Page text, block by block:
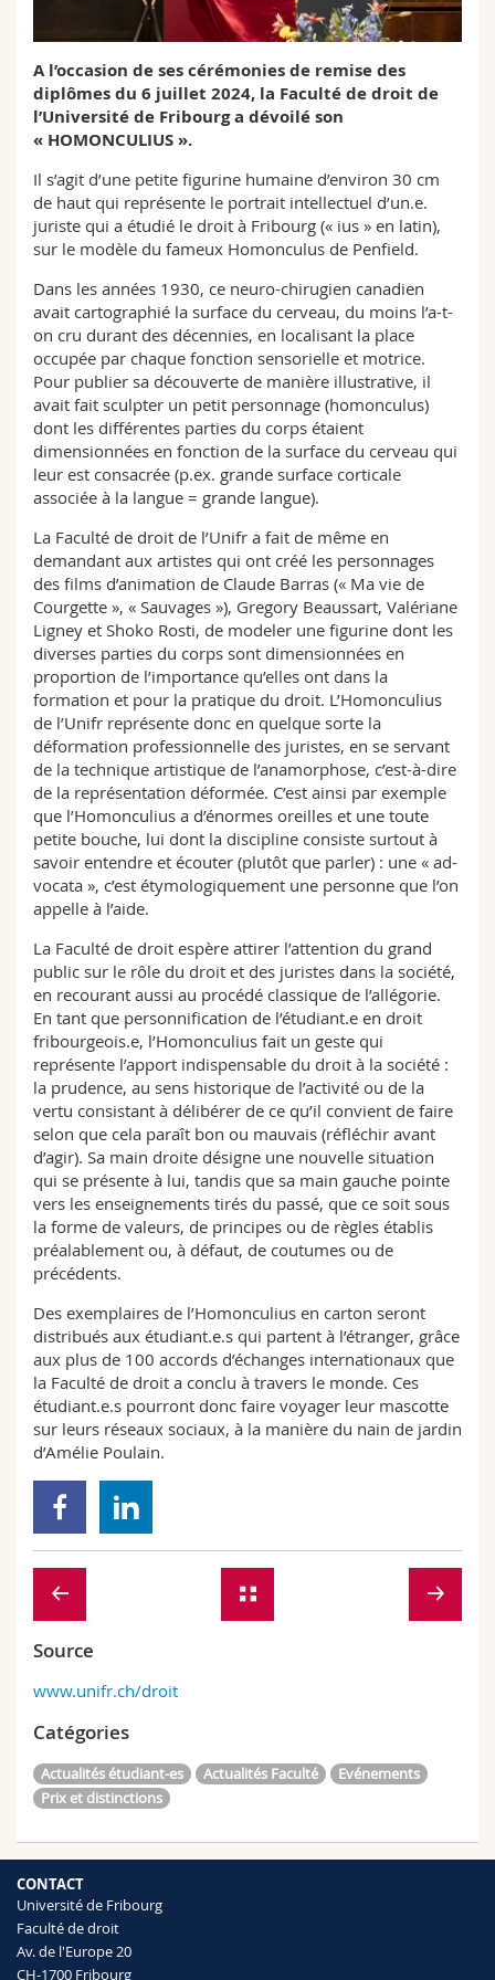
Sciences et médecine
Interfacultaire
Collaborateurs
Doctorants
Programme des cours
MyUnifr
A l’occasion de ses cérémonies de remise des
diplômes du 6 juillet 2024, la Faculté de droit de
l’Université de Fribourg a dévoilé son
« HOMONCULIUS ».
Il s’agit d’une petite figurine humaine d’environ 30 cm
de haut qui représente le portrait intellectuel d’un.e.
juriste qui a étudié le droit à Fribourg (« ius » en latin),
sur le modèle du fameux Homonculus de Penfield.
Dans les années 1930, ce neuro-chirugien canadien
avait cartographié la surface du cerveau, du moins l’a-t-
on cru durant des décennies, en localisant la place
occupée par chaque fonction sensorielle et motrice.
Pour publier sa découverte de manière illustrative, il
avait fait sculpter un petit personnage (homonculus)
dont les différentes parties du corps étaient
dimensionnées en fonction de la surface du cerveau qui
leur est consacrée (p.ex. grande surface corticale
associée à la langue = grande langue).
La Faculté de droit de l’Unifr a fait de même en
demandant aux artistes qui ont créé les personnages
des films d’animation de Claude Barras (« Ma vie de
Courgette », « Sauvages »), Gregory Beaussart, Valériane
Ligney et Shoko Rosti, de modeler une figurine dont les
diverses parties du corps sont dimensionnées en
proportion de l’importance qu’elles ont dans la
formation et pour la pratique du droit. L’Homonculius
de l’Unifr représente donc en quelque sorte la
déformation professionnelle des juristes, en se servant
de la technique artistique de l’anamorphose, c’est-à-dire
de la représentation déformée. C’est ainsi par exemple
que l’Homonculius a d’énormes oreilles et une toute
petite bouche, lui dont la discipline consiste surtout à
savoir entendre et écouter (plutôt que parler) : une « ad-
vocata », c’est étymologiquement une personne que l’on
appelle à l’aide.
La Faculté de droit espère attirer l’attention du grand
public sur le rôle du droit et des juristes dans la société,
en recourant aussi au procédé classique de l’allégorie.
En tant que personnification de l’étudiant.e en droit
fribourgeois.e, l’Homonculius fait un geste qui
représente l’apport indispensable du droit à la société :
la prudence, au sens historique de l’activité ou de la
vertu consistant à délibérer de ce qu’il convient de faire
selon que cela paraît bon ou mauvais (réfléchir avant
d’agir). Sa main droite désigne une nouvelle situation
qui se présente à lui, tandis que sa main gauche pointe
vers les enseignements tirés du passé, que ce soit sous
la forme de valeurs, de principes ou de règles établis
préalablement ou, à défaut, de coutumes ou de
précédents.
Des exemplaires de l’Homonculius en carton seront
distribués aux étudiant.e.s qui partent à l’étranger, grâce
aux plus de 100 accords d’échanges internationaux que
la Faculté de droit a conclu à travers le monde. Ces
étudiant.e.s pourront donc faire voyager leur mascotte
sur leurs réseaux sociaux, à la manière du nain de jardin
d’Amélie Poulain.
Source
www.unifr.ch/droit
Catégories
Actualités étudiant-es Actualités Faculté
Evénements
Prix et distinctions
CONTACT
Université de Fribourg
Faculté de droit
Av. de l'Europe 20
CH-1700 Fribourg